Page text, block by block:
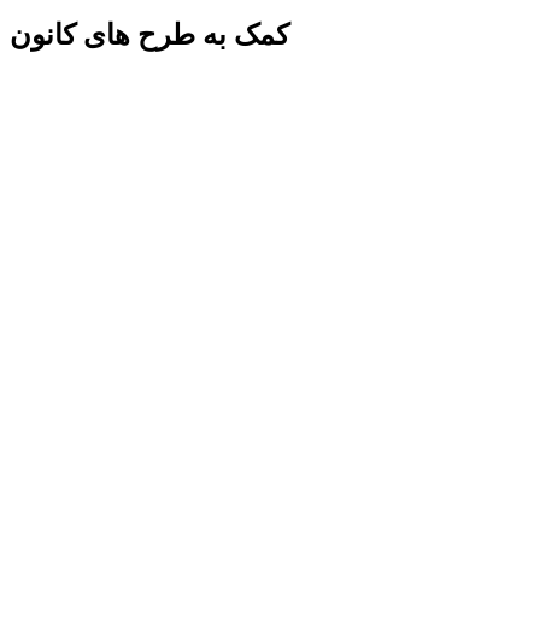
کمک به طرح های کانون